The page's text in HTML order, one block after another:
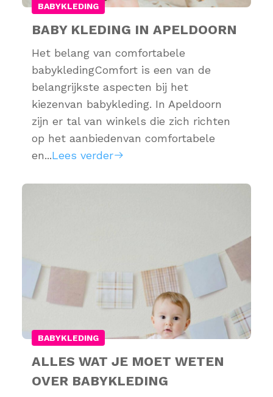
BABYKLEDING
BABY KLEDING IN APELDOORN
Het belang van comfortabele
babykledingComfort is een van de
belangrijkste aspecten bij het
kiezenvan babykleding. In Apeldoorn
zijn er tal van winkels die zich richten
op het aanbiedenvan comfortabele
en...Lees verder
BABYKLEDING
ALLES WAT JE MOET WETEN
OVER BABYKLEDING